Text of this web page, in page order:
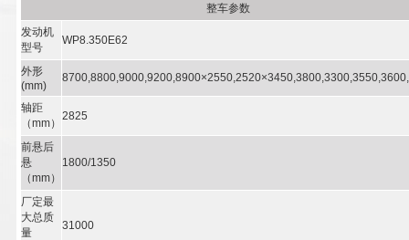
整车参数
发动机
型号
WP8.350E62
外形
(mm)
轴距
（mm）
2825
前悬后
悬
（mm）
1800/1350
厂定最
大总质
量
31000